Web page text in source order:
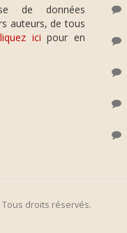
de données
auteurs, de tous
ici pour en
droits réservés.